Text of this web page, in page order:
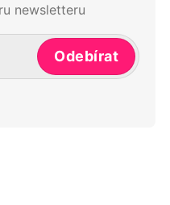
newsletteru
Odebírat